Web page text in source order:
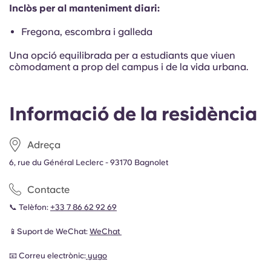
Informació de la residència
Adreça
6, rue du Général Leclerc - 93170 Bagnolet
Contacte
📞 Telèfon: +33 7 86 62 92 69
📱Suport de WeChat: WeChat
📧 Correu electrònic: yugo
Inclòs per al manteniment diari:
Fregona, escombra i galleda
Una opció equilibrada per a estudiants que viuen
còmodament a prop del campus i de la vida urbana.